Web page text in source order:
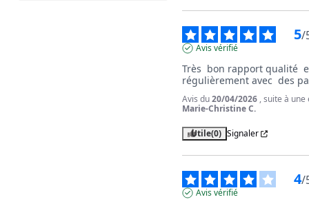
5/
Avis vérifié
Très  bon rapport qualité
régulièrement avec  des
Avis du20/04/2026 , suite à
Marie-Christine C.
Utile(0) Signaler
4/
Avis vérifié